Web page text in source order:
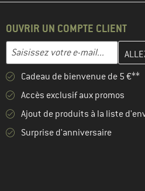
OUVRIR UN COMPTE CLIENT
Adresse e-mail
Entrez votre adresse e-mail ici et
Cadeau de bienvenue de 5 €**
Accès exclusif aux promos
Ajout de produits à la liste
Surprise d'anniversaire